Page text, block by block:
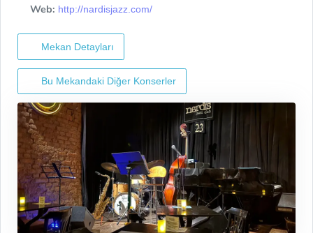
Web: http://nardisjazz.com/
Mekan Detayları
Bu Mekandaki Diğer Konserler